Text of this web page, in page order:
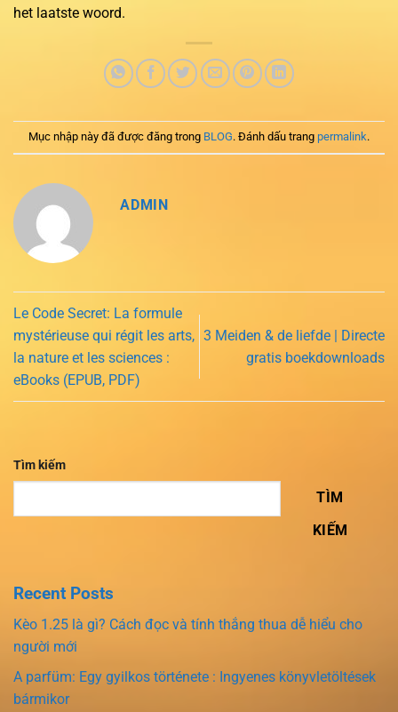
het laatste woord.
Mục nhập này đã được đăng trong BLOG. Đánh dấu trang permalink.
ADMIN
Le Code Secret: La formule
mystérieuse qui régit les arts,
la nature et les sciences :
eBooks (EPUB, PDF)
3 Meiden & de liefde | Directe
gratis boekdownloads
Tìm kiếm
TÌM
KIẾM
Recent Posts
Kèo 1.25 là gì? Cách đọc và tính thắng thua dễ hiểu cho
người mới
A parfüm: Egy gyilkos története : Ingyenes könyvletöltések
bármikor